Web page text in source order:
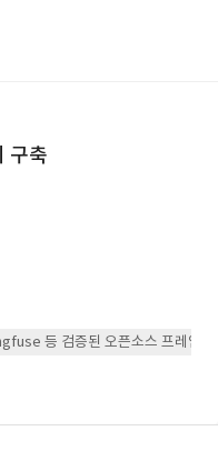
구축
등 검증된 오픈소스 프레임워